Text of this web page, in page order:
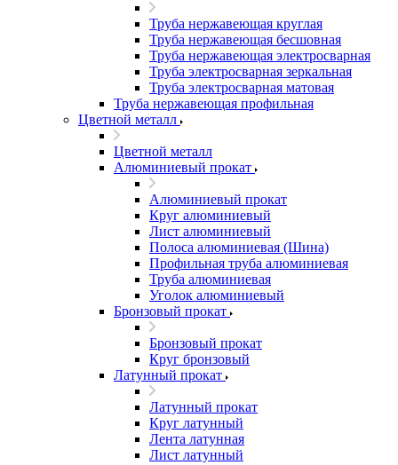
Труба нержавеющая круглая
Труба нержавеющая бесшовная
Труба нержавеющая электросварная
Труба электросварная зеркальная
Труба электросварная матовая
Труба нержавеющая профильная
Цветной металл
Цветной металл
Алюминиевый прокат
Алюминиевый прокат
Круг алюминиевый
Лист алюминиевый
Полоса алюминиевая (Шина)
Профильная труба алюминиевая
Труба алюминиевая
Уголок алюминиевый
Бронзовый прокат
Бронзовый прокат
Круг бронзовый
Латунный прокат
Латунный прокат
Круг латунный
Лента латунная
Лист латунный